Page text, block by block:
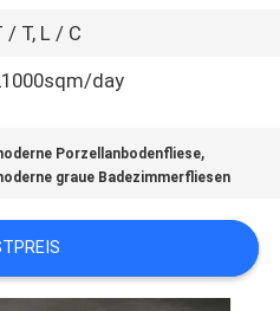
/ T, L / C
day
Porzellanbodenfliese,
graue Badezimmerfliesen